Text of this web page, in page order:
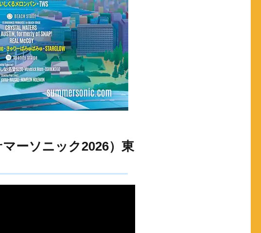
ーソニック2026）東